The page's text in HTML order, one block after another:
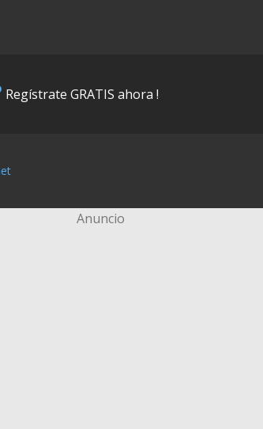
Regístrate GRATIS ahora !
Anuncio